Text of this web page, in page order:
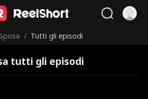
/ Tutti gli episodi
tutti gli episodi